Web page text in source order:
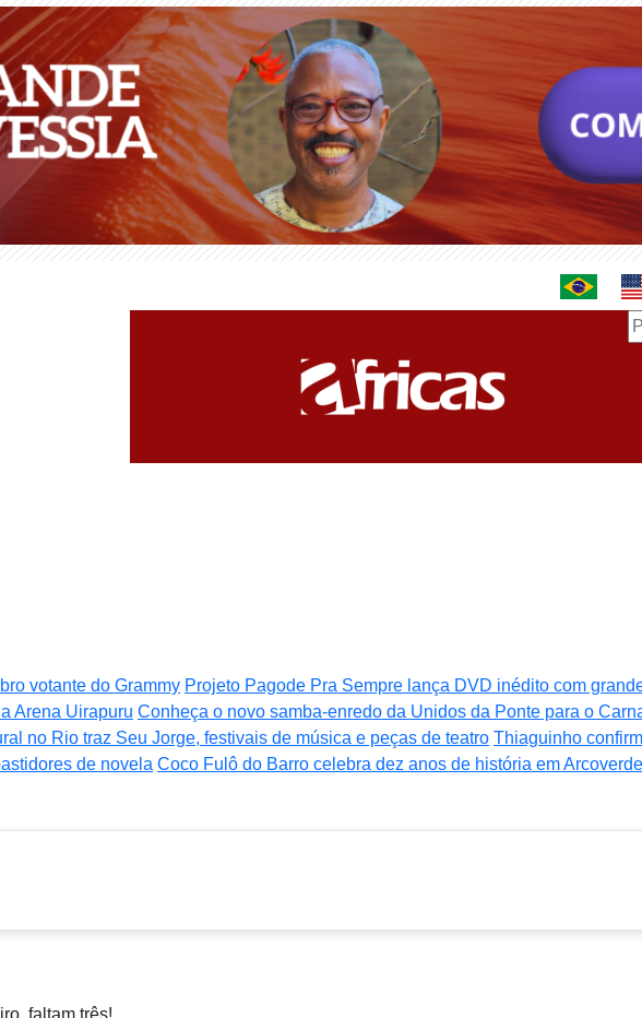
votante do Grammy Projeto Pagode Pra Sempre lança DVD inédito com
Arena Uirapuru Conheça o novo samba-enredo da Unidos da Ponte para o
no Rio traz Seu Jorge, festivais de música e peças de teatro Thiaguinho
de novela Coco Fulô do Barro celebra dez anos de história em